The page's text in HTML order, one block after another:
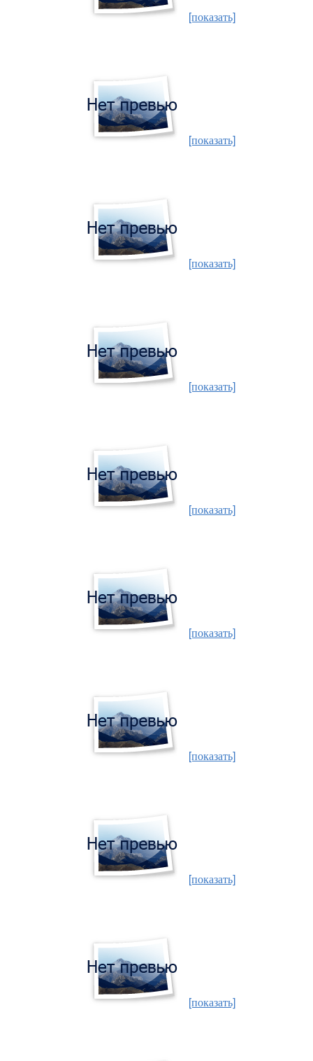
[показать]
[показать]
[показать]
[показать]
[показать]
[показать]
[показать]
[показать]
[показать]